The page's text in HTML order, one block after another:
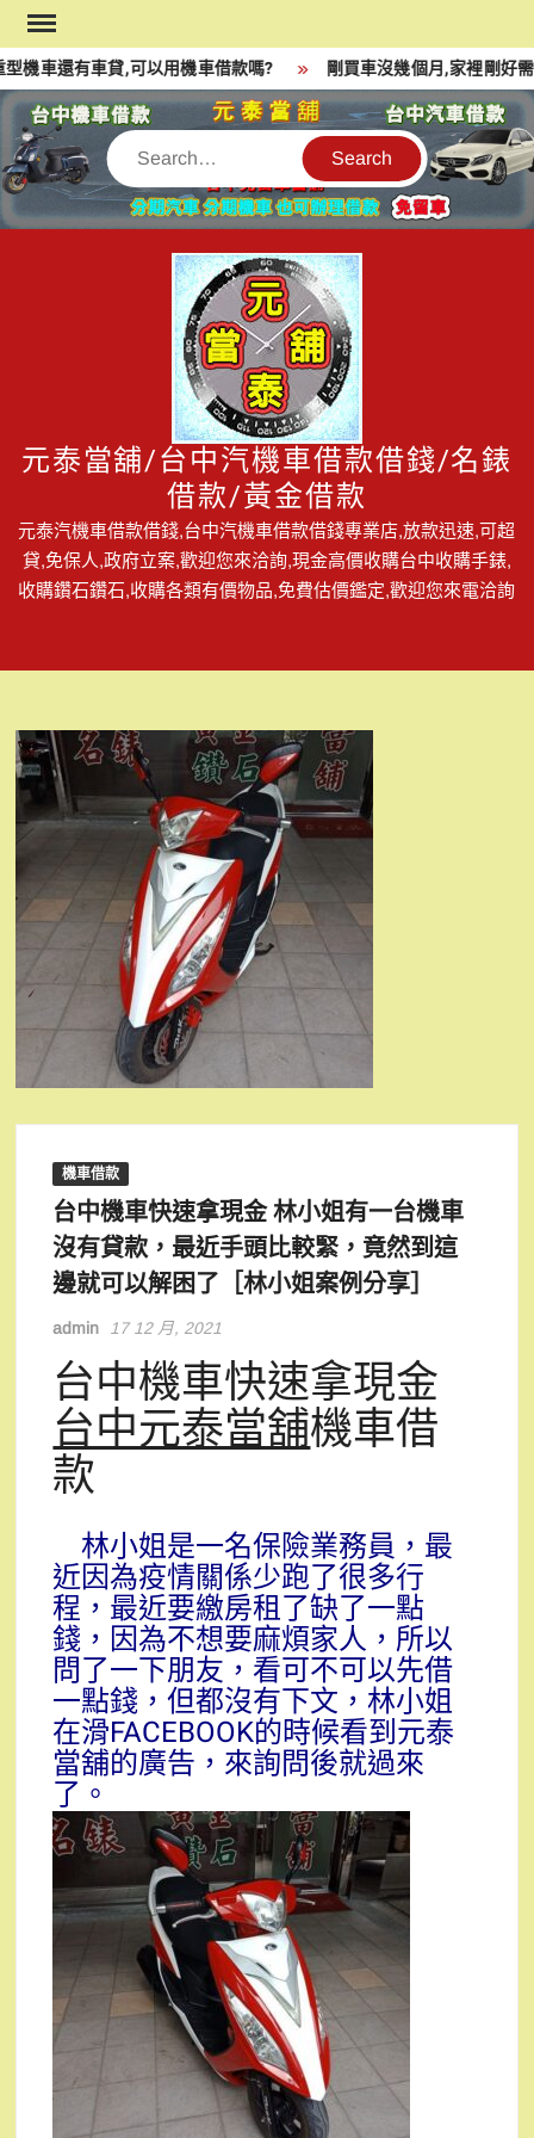
Skip
to
content
機車還有車貸,可以用機車借款嗎? 剛買車沒幾個月,家裡剛好
Search
元泰當舖/台中汽機車借款借錢/名錶
借款/黃金借款
元泰汽機車借款借錢,台中汽機車借款借錢專業店,放款迅速,可超
貸,免保人,政府立案,歡迎您來洽詢,現金高價收購台中收購手錶,
收購鑽石鑽石,收購各類有價物品,免費估價鑑定,歡迎您來電洽詢
機車借款
台中機車快速拿現金 林小姐有一台機車
沒有貸款，最近手頭比較緊，竟然到這
邊就可以解困了［林小姐案例分享］
admin 17 12 月, 2021
台中機車快速拿現金
台中元泰當舖機車借
款
林小姐是一名保險業務員，最
近因為疫情關係少跑了很多行
程，最近要繳房租了缺了一點
錢，因為不想要麻煩家人，所以
問了一下朋友，看可不可以先借
一點錢，但都沒有下文，林小姐
在滑FACEBOOK的時候看到元泰
當舖的廣告，來詢問後就過來
了。